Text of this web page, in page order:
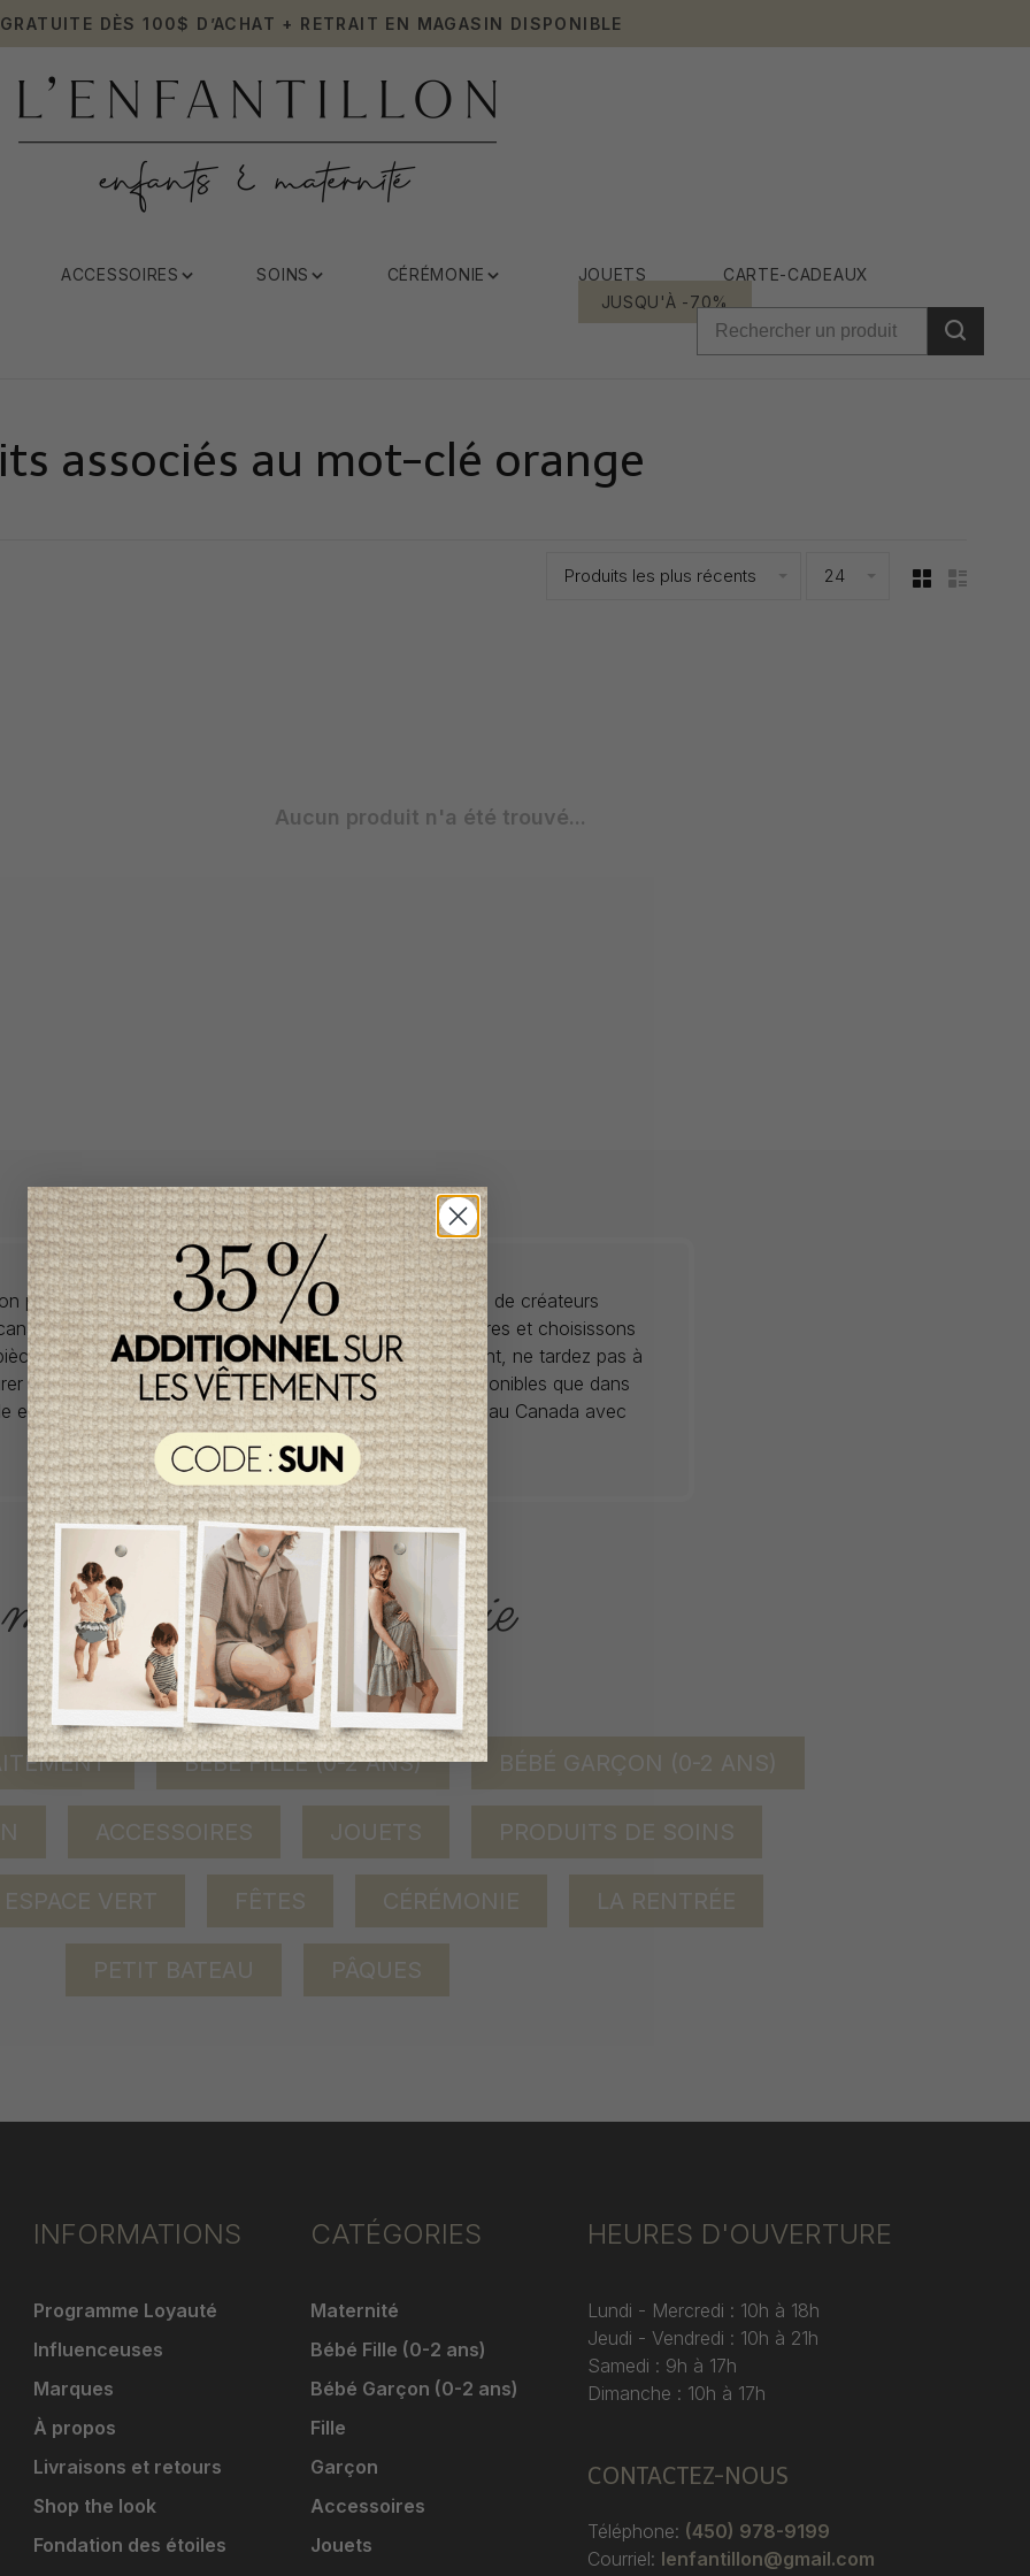
DÈS 100$ D’ACHAT + RETRAIT EN MAGASIN DISPONIBLE
ACCESSOIRES SOINS CÉRÉMONIE JOUETS
CARTE-CADEAUX
JUSQU'À -70%
associés au mot-clé orange
Produits les plus récents 24
Aucun produit n'a été trouvé...
propose des collections pour de vêtements pour bébés de créateurs
à prix imbattables. Nous dénichons les perles rares et choisissons
de saisons en saisons. Si un vêtement vous convient, ne tardez pas à
car la plupart du temps, les articles offerts ne sont disponibles que dans
et en un seul exemplaire. Profitez de la livraison gratuite au Canada avec
tout achat de 100$ et plus avant taxes.
ACCÈS RAPIDE
magasinez par catégorie
BÉBÉ FILLE (0-2 ANS) BÉBÉ GARÇON (0-2 ANS)
ACCESSOIRES JOUETS PRODUITS DE SOINS
ESPACE VERT FÊTES CÉRÉMONIE LA RENTRÉE
PETIT BATEAU PÂQUES
INFORMATIONS
Programme Loyauté
Influenceuses
Marques
À propos
Livraisons et retours
Shop the look
Fondation des étoiles
CATÉGORIES
Maternité
Bébé Fille (0-2 ans)
Bébé Garçon (0-2 ans)
Fille
Garçon
Accessoires
Jouets
HEURES D'OUVERTURE
Lundi - Mercredi : 10h à 18h
Jeudi - Vendredi : 10h à 21h
Samedi : 9h à 17h
Dimanche : 10h à 17h
CONTACTEZ-NOUS
Téléphone: (450) 978-9199
Courriel: lenfantillon@gmail.com